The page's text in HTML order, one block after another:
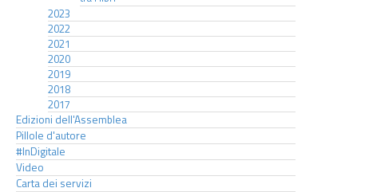
2023
2022
2021
2020
2019
2018
2017
Edizioni dell'Assemblea
Pillole d'autore
#InDigitale
Video
Carta dei servizi